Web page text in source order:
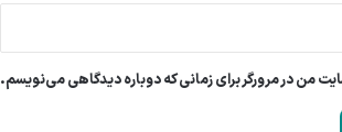
من در مرورگر برای زمانی که دوباره دیدگاهی می‌نویسم.